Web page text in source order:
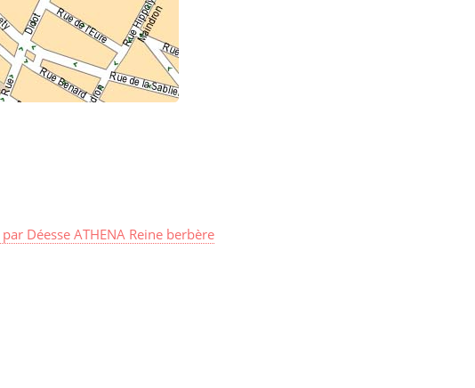
par Déesse ATHENA Reine berbère